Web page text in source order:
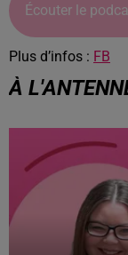
Écouter le
Plus d’infos : FB
À